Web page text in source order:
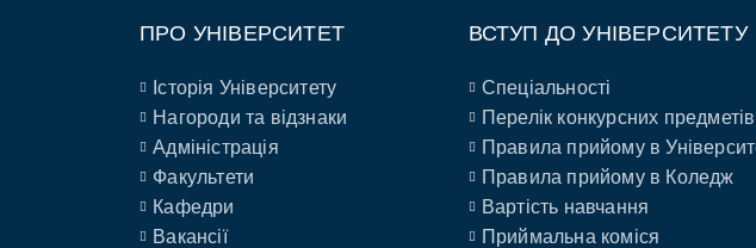
ПРО УНІВЕРСИТЕТ
Історія Університету
Нагороди та відзнаки
Адміністрація
Факультети
Кафедри
Вакансії
ВСТУП ДО УНІВЕРСИТЕТУ
Спеціальності
Перелік конкурсних предметів
Правила прийому в
Правила прийому в Коледж
Вартість навчання
Приймальна коміся